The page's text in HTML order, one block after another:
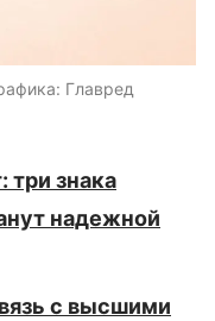
Главред
три знака
надежной
с высшими